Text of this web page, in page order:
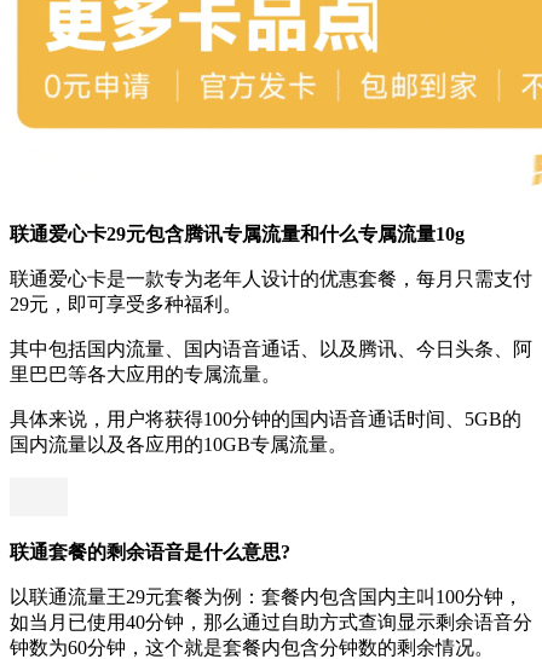
联通爱心卡29元包含腾讯专属流量和什么专属流量10g
联通爱心卡是一款专为老年人设计的优惠套餐，每月只需支付
29元，即可享受多种福利。
其中包括国内流量、国内语音通话、以及腾讯、今日头条、阿
里巴巴等各大应用的专属流量。
具体来说，用户将获得100分钟的国内语音通话时间、5GB的
国内流量以及各应用的10GB专属流量。
联通套餐的剩余语音是什么意思?
以联通流量王29元套餐为例：套餐内包含国内主叫100分钟，
如当月已使用40分钟，那么通过自助方式查询显示剩余语音分
钟数为60分钟，这个就是套餐内包含分钟数的剩余情况。